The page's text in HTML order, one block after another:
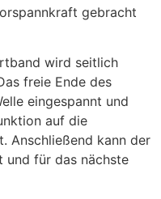
gebracht
wird seitlich
freie Ende des
eingespannt und
auf die
Anschließend kann der
und für das nächste